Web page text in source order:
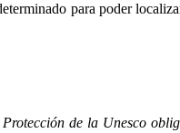
para poder
de la Unesco